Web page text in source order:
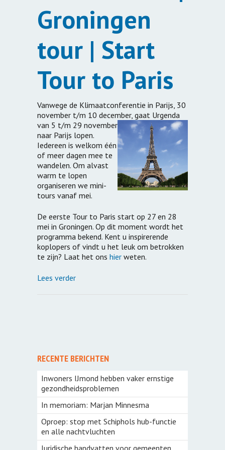
Groningen
tour | Start
Tour to Paris
Vanwege de Klimaatconferentie in Parijs, 30
november t/m 10 december, gaat Urgenda
van 5 t/m 29 november
naar Parijs lopen.
Iedereen is welkom één
of meer dagen mee te
wandelen. Om alvast
warm te lopen
organiseren we mini-
tours vanaf mei.
De eerste Tour to Paris start op 27 en 28
mei in Groningen. Op dit moment wordt het
programma bekend. Kent u inspirerende
koplopers of vindt u het leuk om betrokken
te zijn? Laat het ons hier weten.
Lees verder
RECENTE BERICHTEN
Inwoners IJmond hebben vaker ernstige
gezondheidsproblemen
In memoriam: Marjan Minnesma
Oproep: stop met Schiphols hub-functie
en alle nachtvluchten
Juridische handvatten voor gemeenten